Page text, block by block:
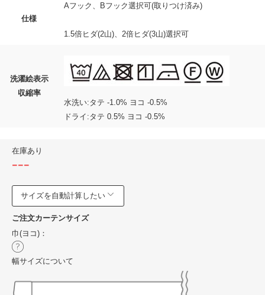
仕様
Aフック、Bフック選択可(取りつけ済み)
1.5倍ヒダ(2山)、2倍ヒダ(3山)選択可
洗濯絵表示
収縮率
水洗い:タテ -1.0% ヨコ -0.5%
ドライ:タテ 0.5% ヨコ -0.5%
在庫あり
---
サイズを自動計算したい
ご注文カーテンサイズ
巾(ヨコ)：
幅サイズについて